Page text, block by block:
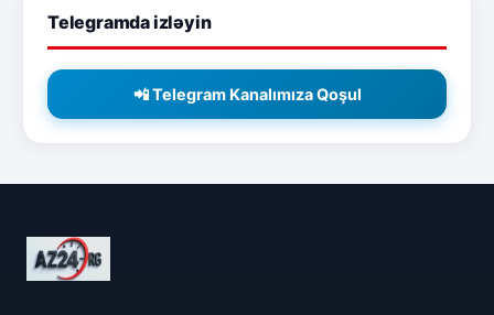
Telegramda izləyin
📲 Telegram Kanalımıza Qoşul